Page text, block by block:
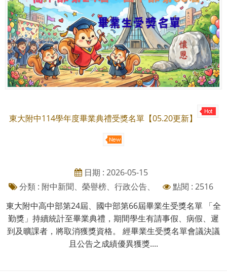
東大附中114學年度畢業典禮受獎名單【05.20更新】
日期 : 2026-05-15
分類 : 附中新聞、榮譽榜、行政公告、
點閱 : 2516
東大附中高中部第24屆、國中部第66屆畢業生受獎名單 「全
勤獎」持續統計至畢業典禮，期間學生有請事假、病假、遲
到及曠課者，將取消獲獎資格。 經畢業生受獎名單會議決議
且公告之成績優異獲獎....